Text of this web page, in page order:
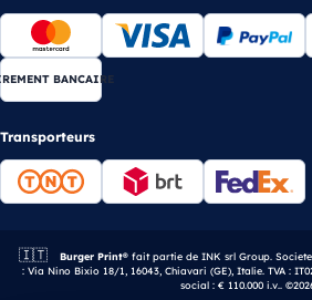
BANCAIRE
Transporteurs
🇮🇹 Entreprise italienne.
Burger Print®fait partie de INK srl Group.
: Via Nino Bixio 18/1, 16043, Chiavari (GE), Italie. TVA :
social : € 110.000 i.v..